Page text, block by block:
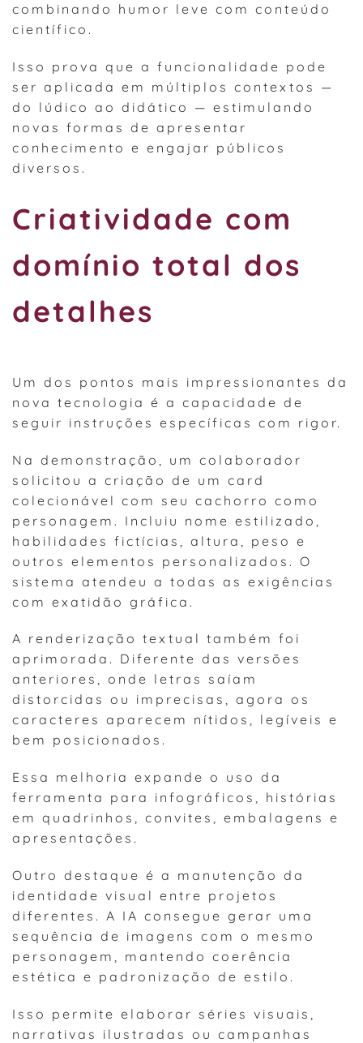
combinando humor leve com conteúdo
científico.
Isso prova que a funcionalidade pode
ser aplicada em múltiplos contextos —
do lúdico ao didático — estimulando
novas formas de apresentar
conhecimento e engajar públicos
diversos.
Criatividade com
domínio total dos
detalhes
Um dos pontos mais impressionantes da
nova tecnologia é a capacidade de
seguir instruções específicas com rigor.
Na demonstração, um colaborador
solicitou a criação de um card
colecionável com seu cachorro como
personagem. Incluiu nome estilizado,
habilidades fictícias, altura, peso e
outros elementos personalizados. O
sistema atendeu a todas as exigências
com exatidão gráfica.
A renderização textual também foi
aprimorada. Diferente das versões
anteriores, onde letras saíam
distorcidas ou imprecisas, agora os
caracteres aparecem nítidos, legíveis e
bem posicionados.
Essa melhoria expande o uso da
ferramenta para infográficos, histórias
em quadrinhos, convites, embalagens e
apresentações.
Outro destaque é a manutenção da
identidade visual entre projetos
diferentes. A IA consegue gerar uma
sequência de imagens com o mesmo
personagem, mantendo coerência
estética e padronização de estilo.
Isso permite elaborar séries visuais,
narrativas ilustradas ou campanhas